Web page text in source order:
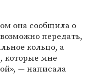
она сообщила о
передать,
кольцо, а
которые мне
— написала